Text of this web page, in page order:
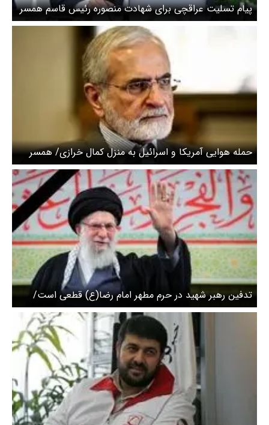
پیام تسلیت عراقچی برای شهادت منصوره رئیس قاسم همسر
کمال خرازی
حمله هوایی آمریکا و اسرائیل به منزل کمال خرازی/ همسر
ایشان به شهادت رسید
تدفین رهبر شهید در حرم مطهر امام رضا(ع) قطعی است/
زمان قطعی اعلام می شود